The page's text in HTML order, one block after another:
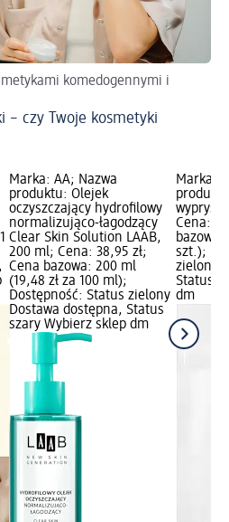
komedogennymi i
– czy Twoje kosmetyki
Marka: AA; Nazwa
produktu: Olejek
oczyszczający hydrofilowy
normalizująco-łagodzący
Clear Skin Solution LAAB,
200 ml; Cena: 38,95 zł;
Cena bazowa: 200 ml
(19,48 zł za 100 ml);
Dostępność: Status zielony
Dostawa dostępna, Status
szary Wybierz sklep dm
Marka:
Cena:
bazowa:
szt.);
zielony
Status
dm